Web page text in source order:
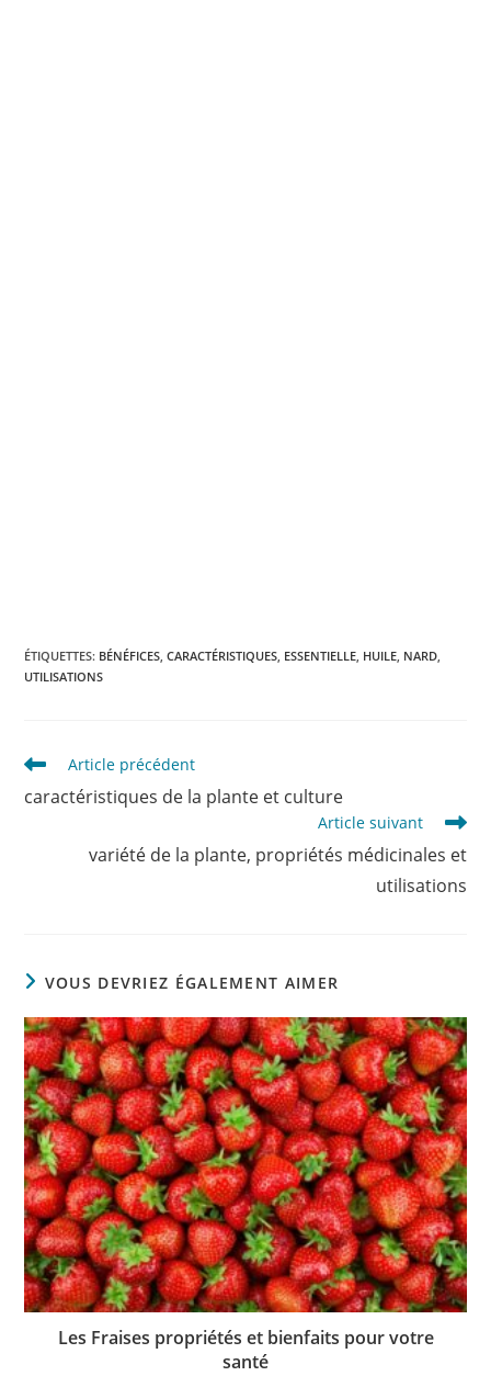
ÉTIQUETTES: BÉNÉFICES, CARACTÉRISTIQUES, ESSENTIELLE, HUILE, NARD,
UTILISATIONS
Read
articles
Article précédent
caractéristiques de la plante et culture
Article suivant
variété de la plante, propriétés médicinales et
utilisations
VOUS DEVRIEZ ÉGALEMENT AIMER
Les Fraises propriétés et bienfaits pour votre
santé